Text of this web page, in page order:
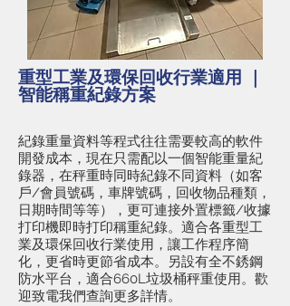
​重型工業及環保回收行業適用 ｜
智能稱重紀錄方案
紀錄重量資料等程式往往需要較高的軟件
開發成本，現在只需配以一個智能重量紀
錄器，在秤重時同時紀錄不同資料（如客
戶/會員號碼，車牌號碼，回收物品種類，
日期時間等等），更可連接外置標籤/收據
打印機即時打印稱重紀錄。​​適合各重型工
業及環保回收行業使用，讓工作程序簡
化，更省時更節省成本。另設有全不銹鋼
防水平台，適合660L垃圾桶秤重使用。歡
迎致電我們查詢更多詳情。